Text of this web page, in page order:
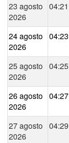
23 agosto
2026
04:21
24 agosto
2026
04:23
25 agosto
2026
04:25
26 agosto
2026
04:27
27 agosto
2026
04:29